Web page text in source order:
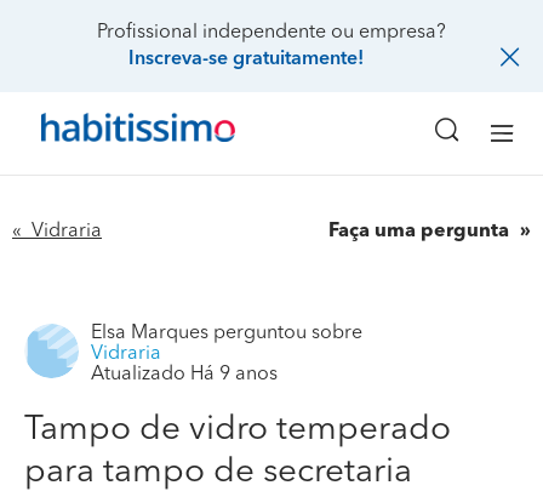
Profissional independente ou empresa?
Inscreva-se gratuitamente!
« Vidraria Faça uma pergunta
Elsa Marques perguntou sobre
Vidraria
Atualizado Há 9 anos
Tampo de vidro temperado
para tampo de secretaria